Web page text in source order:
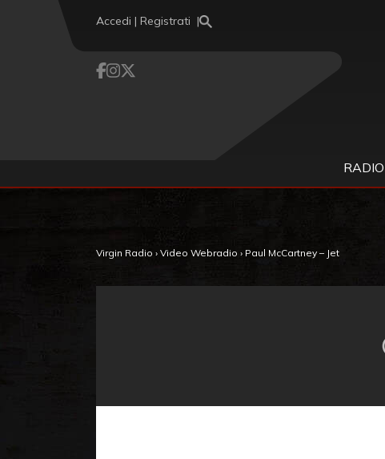
Accedi | Registrati
RADIO
Virgin Radio › Video Webradio › Paul McCartney – Jet